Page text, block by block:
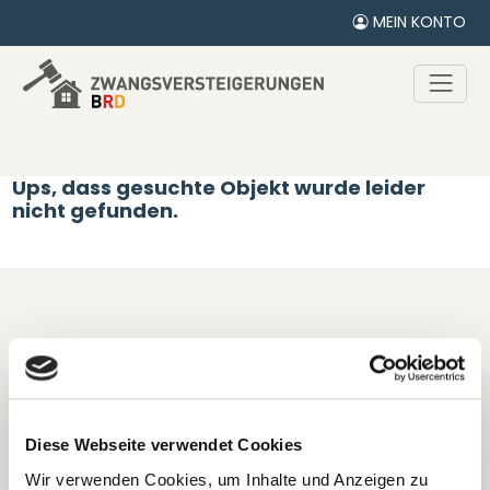
Diese Webseite verwendet Cookies
Wir verwenden Cookies, um Inhalte und Anzeigen zu
MEIN KONTO
Ups, dass gesuchte Objekt wurde leider
nicht gefunden.